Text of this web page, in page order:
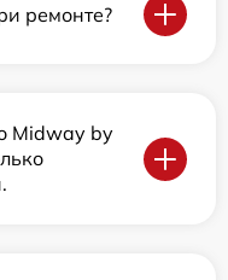
ремонте?
Midway by